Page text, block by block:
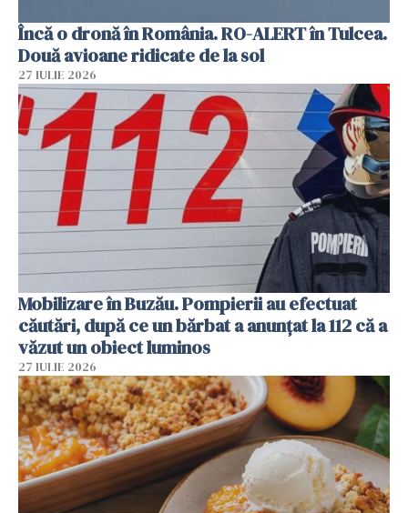
Încă o dronă în România. RO-ALERT în Tulcea.
Două avioane ridicate de la sol
27 IULIE 2026
Mobilizare în Buzău. Pompierii au efectuat
căutări, după ce un bărbat a anunțat la 112 că a
văzut un obiect luminos
27 IULIE 2026